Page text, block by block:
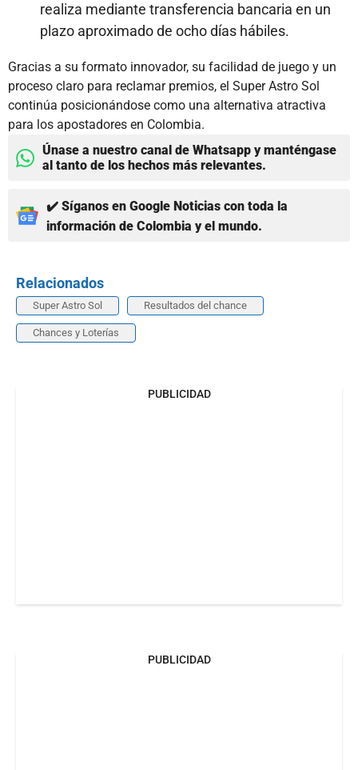
realiza mediante transferencia bancaria en un
plazo aproximado de ocho días hábiles.
Gracias a su formato innovador, su facilidad de juego y un
proceso claro para reclamar premios, el Super Astro Sol
continúa posicionándose como una alternativa atractiva
para los apostadores en Colombia.
Únase a nuestro canal de Whatsapp y manténgase
al tanto de los hechos más relevantes.
✔️ Síganos en Google Noticias con toda la
información de Colombia y el mundo.
Relacionados
Super Astro Sol Resultados del chance
Chances y Loterías
PUBLICIDAD
PUBLICIDAD